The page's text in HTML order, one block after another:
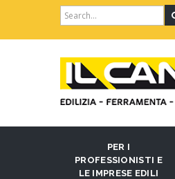
Search
for:
PER I
PROFESSIONISTI E
LE IMPRESE EDILI